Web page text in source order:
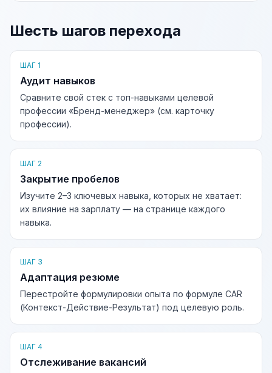
Шесть шагов перехода
ШАГ 1
Аудит навыков
Сравните свой стек с топ-навыками целевой
профессии «Бренд-менеджер» (см. карточку
профессии).
ШАГ 2
Закрытие пробелов
Изучите 2–3 ключевых навыка, которых не хватает:
их влияние на зарплату — на странице каждого
навыка.
ШАГ 3
Адаптация резюме
Перестройте формулировки опыта по формуле CAR
(Контекст-Действие-Результат) под целевую роль.
ШАГ 4
Отслеживание вакансий